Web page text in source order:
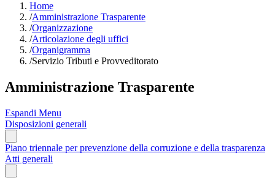
Home
/Amministrazione Trasparente
/Organizzazione
/Articolazione degli uffici
/Organigramma
/Servizio Tributi e Provveditorato
Amministrazione Trasparente
Espandi Menu
Disposizioni generali
Piano triennale per prevenzione della corruzione e della trasparenza
Atti generali